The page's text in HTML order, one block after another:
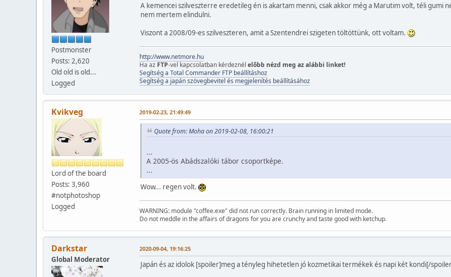
Postmonster
Posts: 2,620
Old old is old...
Logged
A kemencei szilveszterre eredetileg én is akartam menni, csak akkor még a Marutim volt, téli gumi
nem mertem elindulni.
Viszont a 2008/09-es szilveszteren, amit a Szentendrei szigeten töltöttünk, ott voltam.
http://www.netmore.hu
Ha az FTP-vel kapcsolatban kérdeznél elõbb nézd meg az alábbi linket!
Segítség a Total Commander FTP beállításhoz
Segítség a japán szövegbevitel és megjelenítés beállításához
Kvikveg
Lord of the board
Posts: 3,960
#notphotoshop
Logged
2019-02-23, 21:49:49
Quote from: Moha on 2019-02-08, 16:00:21
...
A 2005-ös Abádszalóki tábor csoportképe.
...
Wow... regen volt.
WARNING: module "coffee.exe" did not run correctly. Brain running in limited mode.
Do not meddle in the affairs of dragons for you are crunchy and taste good with ketchup.
Darkstar
Global Moderator
2020-09-04, 19:16:25
Japán és az idolok [spoiler]meg a tényleg hihetetlen jó kozmetikai termékek és napi két kondi[/